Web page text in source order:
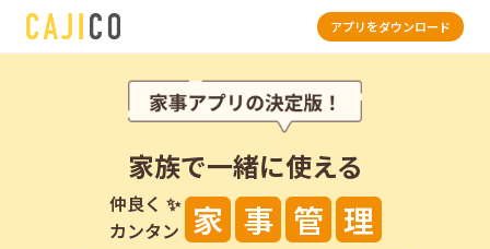
アプリをダウンロード
家族で一緒に使える
仲良く ✨
カンタン 家 事 管 理